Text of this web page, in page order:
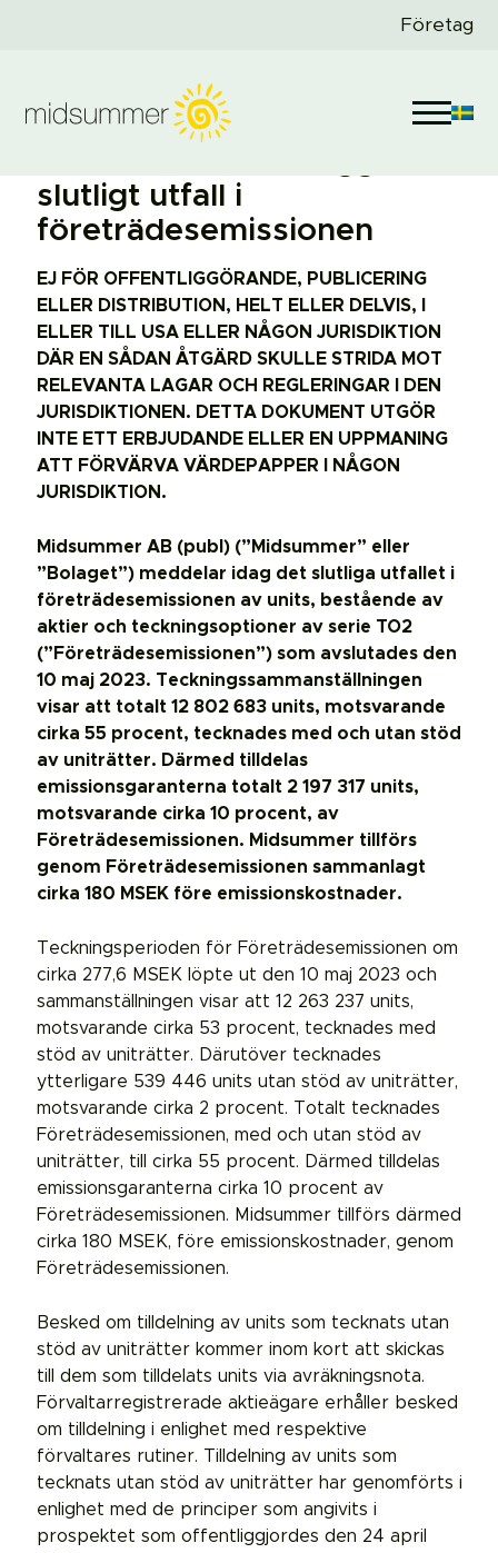
Företag
slutligt utfall i
företrädesemissionen
EJ FÖR OFFENTLIGGÖRANDE, PUBLICERING
ELLER DISTRIBUTION, HELT ELLER DELVIS, I
ELLER TILL USA ELLER NÅGON JURISDIKTION
DÄR EN SÅDAN ÅTGÄRD SKULLE STRIDA MOT
RELEVANTA LAGAR OCH REGLERINGAR I DEN
JURISDIKTIONEN. DETTA DOKUMENT UTGÖR
INTE ETT ERBJUDANDE ELLER EN UPPMANING
ATT FÖRVÄRVA VÄRDEPAPPER I NÅGON
JURISDIKTION.
Midsummer AB (publ) (”Midsummer” eller
”Bolaget”) meddelar idag det slutliga utfallet i
företrädesemissionen av units, bestående av
aktier och teckningsoptioner av serie TO2
(”Företrädesemissionen”) som avslutades den
10 maj 2023. Teckningssammanställningen
visar att totalt 12 802 683 units, motsvarande
cirka 55 procent, tecknades med och utan stöd
av uniträtter. Därmed tilldelas
emissionsgaranterna totalt 2 197 317 units,
motsvarande cirka 10 procent, av
Företrädesemissionen. Midsummer tillförs
genom Företrädesemissionen sammanlagt
cirka 180 MSEK före emissionskostnader.
Teckningsperioden för Företrädesemissionen om
cirka 277,6 MSEK löpte ut den 10 maj 2023 och
sammanställningen visar att 12 263 237 units,
motsvarande cirka 53 procent, tecknades med
stöd av uniträtter. Därutöver tecknades
ytterligare 539 446 units utan stöd av uniträtter,
motsvarande cirka 2 procent. Totalt tecknades
Företrädesemissionen, med och utan stöd av
uniträtter, till cirka 55 procent. Därmed tilldelas
emissionsgaranterna cirka 10 procent av
Företrädesemissionen. Midsummer tillförs därmed
cirka 180 MSEK, före emissionskostnader, genom
Företrädesemissionen.
Besked om tilldelning av units som tecknats utan
stöd av uniträtter kommer inom kort att skickas
till dem som tilldelats units via avräkningsnota.
Förvaltarregistrerade aktieägare erhåller besked
om tilldelning i enlighet med respektive
förvaltares rutiner. Tilldelning av units som
tecknats utan stöd av uniträtter har genomförts i
enlighet med de principer som angivits i
prospektet som offentliggjordes den 24 april